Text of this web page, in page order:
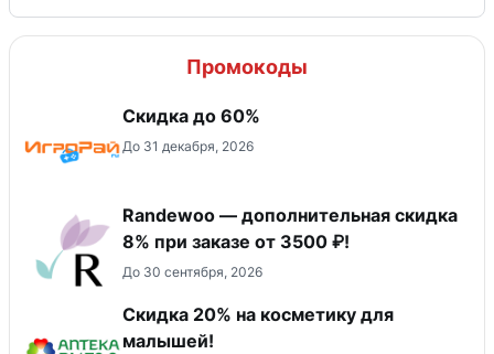
Промокоды
Скидка до 60%
До 31 декабря, 2026
Randewoo — дополнительная скидка
8% при заказе от 3500 ₽!
До 30 сентября, 2026
Скидка 20% на косметику для
малышей!